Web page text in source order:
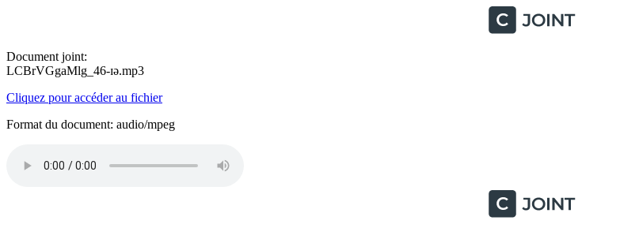
Document joint:
LCBrVGgaMlg_46-ɪə.mp3
Cliquez pour accéder au fichier
Format du document: audio/mpeg